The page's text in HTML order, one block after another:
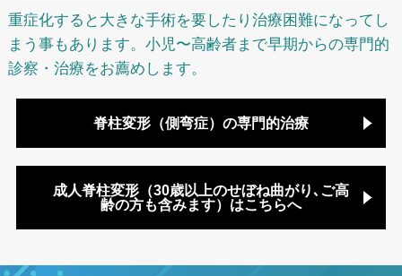
重症化すると大きな手術を要したり治療困難になってし
まう事もあります。小児〜高齢者まで早期からの専門的
診察・治療をお薦めします。
脊柱変形（側弯症）の専門的治療
成人脊柱変形（30歳以上のせぼね曲がり､ご高
齢の方も含みます）はこちらへ